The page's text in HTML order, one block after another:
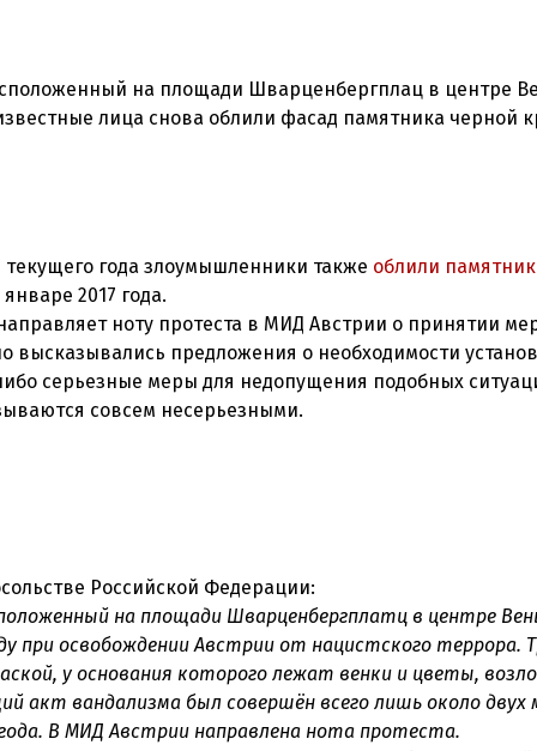
на площади Шварценбергплац в центре
года злоумышленники также облили
2017 года.
ноту протеста в МИД Австрии о принятии
предложения о необходимости
серьезные меры для недопущения подобных
совсем несерьезными.
на площади Шварценбергплатц в центре
при освобождении Австрии от нацистского террора.
у основания которого лежат венки и цветы,
вандализма был совершён всего лишь около двух
В МИД Австрии направлена нота протеста.